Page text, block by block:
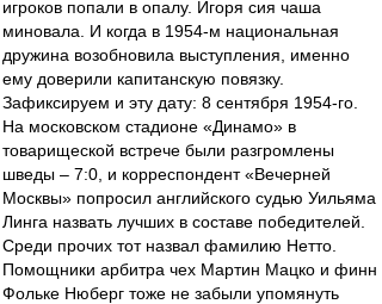
игроков попали в опалу. Игоря сия чаша
миновала. И когда в 1954-м национальная
дружина возобновила выступления, именно
ему доверили капитанскую повязку.
Зафиксируем и эту дату: 8 сентября 1954-го.
На московском стадионе «Динамо» в
товарищеской встрече были разгромлены
шведы – 7:0, и корреспондент «Вечерней
Москвы» попросил английского судью Уильяма
Линга назвать лучших в составе победителей.
Среди прочих тот назвал фамилию Нетто.
Помощники арбитра чех Мартин Мацко и финн
Фольке Нюберг тоже не забыли упомянуть